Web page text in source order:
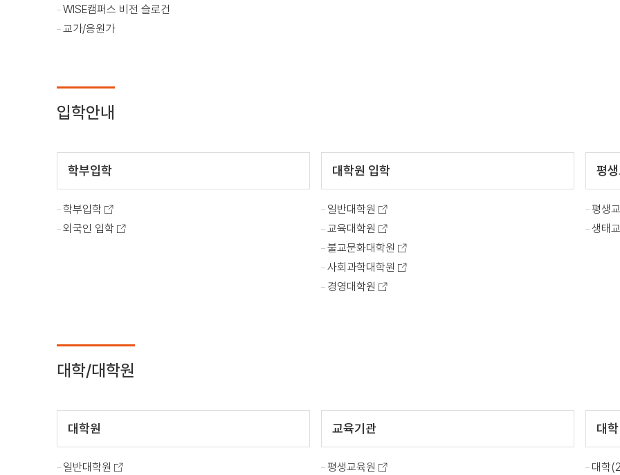
WISE캠퍼스 비전 슬로건
교가/응원가
입학안내
학부입학
학부입학
외국인 입학
대학원 입학
일반대학원
교육대학원
불교문화대학원
사회과학대학원
경영대학원
평
평생
생태
대학/대학원
대학원
일반대학원
교육기관
평생교육원
대학
대학